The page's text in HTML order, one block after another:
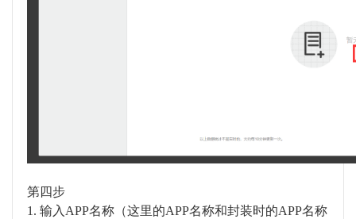
第四步
1. 输入 APP名称（这里的APP名称和封装时的APP名称